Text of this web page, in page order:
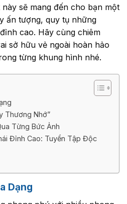
sẽ mang đến cho bạn một
ấn tượng, quy tụ những
cao. Hãy cùng chiêm
sở hữu vẻ ngoài hoàn hảo
từng khung hình nhé.
Thương Nhớ”
Từng Bức Ảnh
Đỉnh Cao: Tuyển Tập Độc
Dạng